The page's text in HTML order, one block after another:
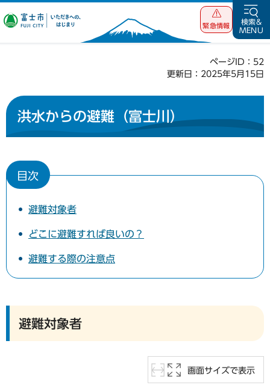
富士市 いただ
緊急情報
検索&
MENU
ページID：52
更新日：2025年5月15日
洪水からの避難（富士川）
目次
避難対象者
どこに避難すれば良いの？
避難する際の注意点
避難対象者
画面サイズで表示